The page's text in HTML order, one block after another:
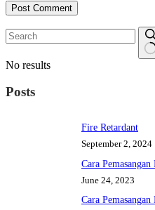
Post Comment
No results
Posts
Fire Retardant
September 2, 2024
Cara
June 24, 2023
Cara